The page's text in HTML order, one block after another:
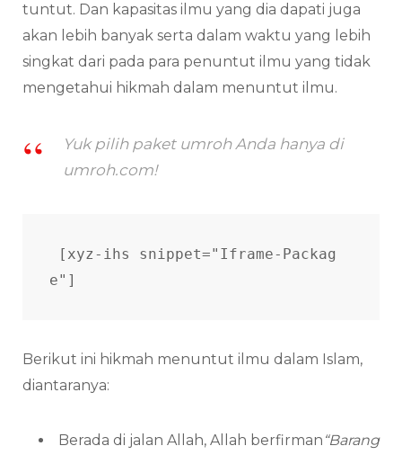
tuntut. Dan kapasitas ilmu yang dia dapati juga
akan lebih banyak serta dalam waktu yang lebih
singkat dari pada para penuntut ilmu yang tidak
mengetahui hikmah dalam menuntut ilmu.
Yuk pilih paket umroh Anda hanya di
umroh.com!
[xyz-ihs snippet="Iframe-Packag
e"]
Berikut ini hikmah menuntut ilmu dalam Islam,
diantaranya:
Berada di jalan Allah, Allah berfirman “Barang